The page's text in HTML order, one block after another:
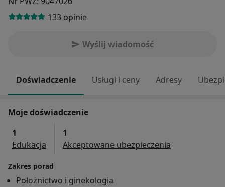
133 opinie
Wyślij wiadomość
Doświadczenie Usługi i ceny Adresy
Moje doświadczenie
1
Edukacja
1
Akceptowane ubezpieczenia
Zakres porad
Położnictwo i ginekologia